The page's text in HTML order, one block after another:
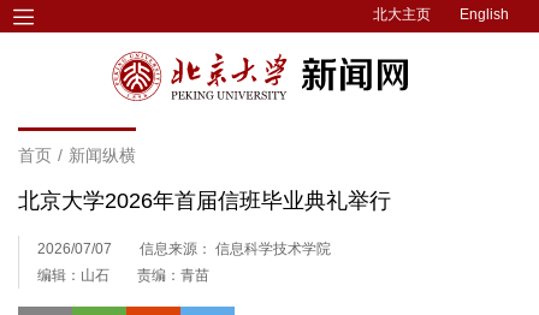
北大主页 English
首页 / 新闻纵横
北京大学2026年首届信班毕业典礼举行
2026/07/07
信息来源： 信息科学技术学院
编辑：山石
责编：青苗